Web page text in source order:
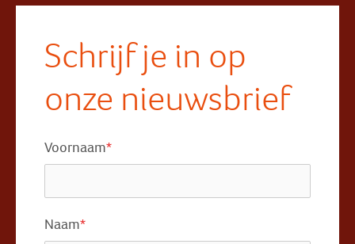
Schrijf je in op
onze nieuwsbrief
Voornaam*
Naam*